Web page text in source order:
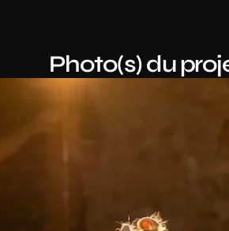
Photo(s) du